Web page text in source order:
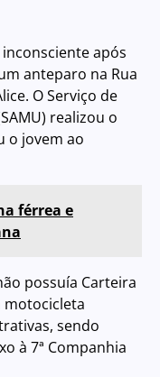
após
anteparo na Rua
O Serviço de
realizou o
o jovem ao
férrea e
possuía Carteira
motocicleta
sendo
à 7ª Companhia